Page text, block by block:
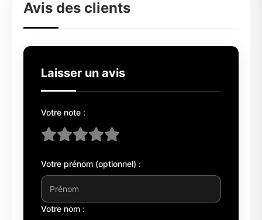
Avis des clients
Laisser un avis
Votre note :
Votre prénom (optionnel) :
Votre nom :